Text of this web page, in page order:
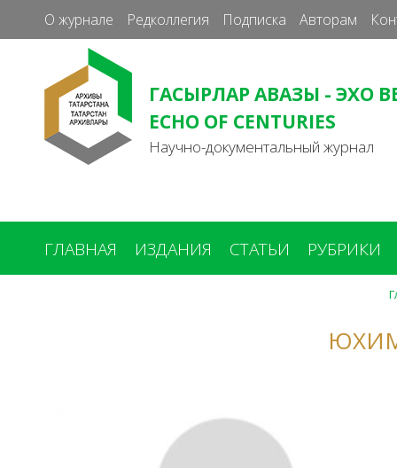
О журнале Редколлегия Подписка Авторам
ГАСЫРЛАР АВАЗЫ - ЭХО
ECHO OF CENTURIES
Научно-документальный журнал
ГЛАВНАЯ ИЗДАНИЯ СТАТЬИ РУБРИКИ